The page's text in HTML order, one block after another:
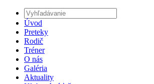
Úvod
Preteky
Rodič
Tréner
O nás
Galéria
Aktuality